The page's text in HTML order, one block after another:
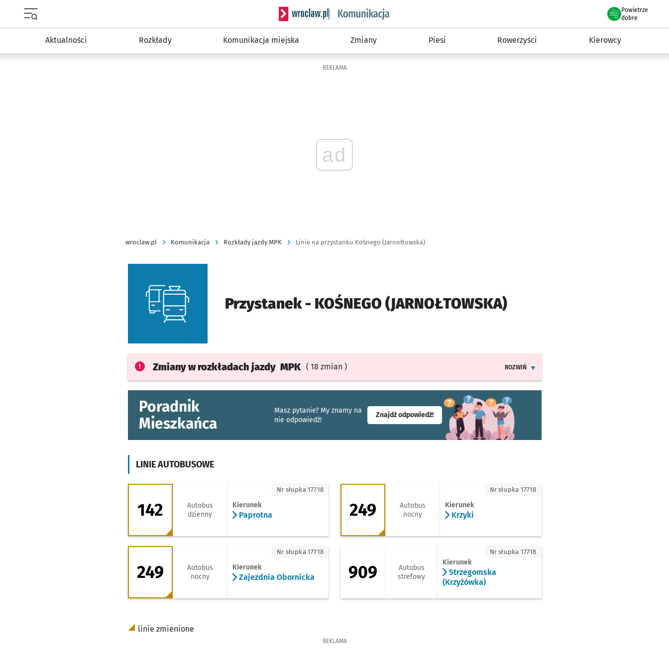
Serwis informacyjny wroclaw.pl podserwis: Komunikacja
Powietrze
we Wrocławiu
dobre
Aktualności Rozkłady Komunikacja miejska Zmiany Piesi Rowerzyści Kierowcy
REKLAMA
ad
wroclaw.pl Komunikacja Rozkłady jazdy MPK Linie na przystanku Kośnego (Jarnołtowska)
Przystanek - KOŚNEGO (JARNOŁTOWSKA)
Zmiany w rozkładach jazdy MPK ( 18 zmian )
ROZWIŃ
Poradnik
Mieszkańca
Masz pytanie? My znamy na
nie odpowiedź!
Znajdź odpowiedź!- otworzy się w nowej karcie
LINIE AUTOBUSOWE
142 - kierunek Paprotna
142
Autobus
dzienny
Kierunek
Paprotna
Nr słupka 17718 249 - kierunek Krzyki
249
Autobus
nocny
Kierunek
Krzyki
Nr słupka 17718
249 - kierunek Zajezdnia Obornicka
249
Autobus
nocny
Kierunek
Zajezdnia Obornicka
Nr słupka 17718 909 - kierunek Strzegomska (Krzyżówka)
909
Autobus
strefowy
Kierunek
Strzegomska
(Krzyżówka)
Nr słupka 17718
linie zmienione
REKLAMA